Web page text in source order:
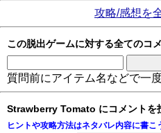
攻略/感想を
この脱出ゲームに対する全てのコ
質問前にアイテム名などで一
Strawberry Tomato にコメントを
ヒントや攻略方法はネタバレ内容に書こ